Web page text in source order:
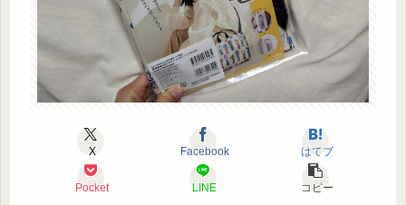
X Facebook はてブ
Pocket LINE コピー